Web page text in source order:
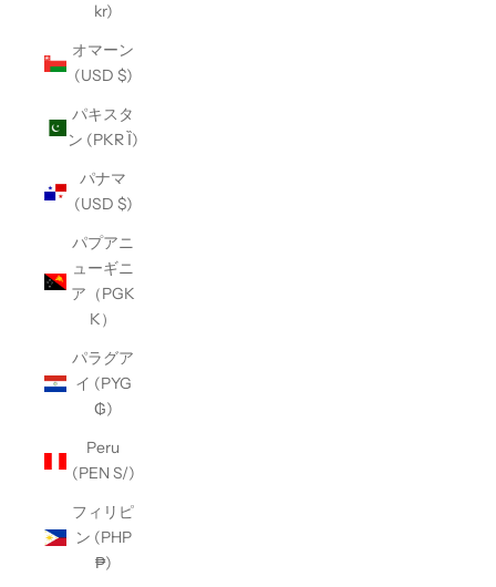
kr)
オマーン
(USD $)
パキスタ
ン (PKR Ȉ)
パナマ
(USD $)
パプアニ
ューギニ
ア（PGK
K）
パラグア
イ (PYG
₲)
Peru
(PEN S/)
フィリピ
ン (PHP
₱)